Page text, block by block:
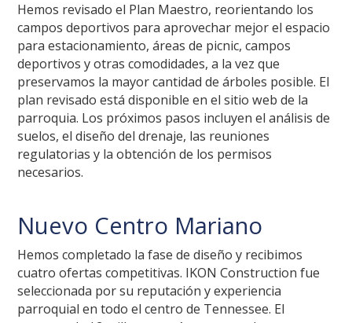
Hemos revisado el Plan Maestro, reorientando los
campos deportivos para aprovechar mejor el espacio
para estacionamiento, áreas de picnic, campos
deportivos y otras comodidades, a la vez que
preservamos la mayor cantidad de árboles posible. El
plan revisado está disponible en el sitio web de la
parroquia. Los próximos pasos incluyen el análisis de
suelos, el diseño del drenaje, las reuniones
regulatorias y la obtención de los permisos
necesarios.
Nuevo Centro Mariano
Hemos completado la fase de diseño y recibimos
cuatro ofertas competitivas. IKON Construction fue
seleccionada por su reputación y experiencia
parroquial en todo el centro de Tennessee. El